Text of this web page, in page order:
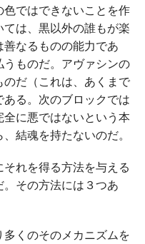
ではできないことを作
は、黒以外の誰もが楽
なるものの能力であ
ものだ。アヴァシンの
だ（これは、あくまで
る。次のブロックでは
に悪ではないという本
結魂を持たないのだ。
れを得る方法を与える
その方法には３つあ
くのそのメカニズムを